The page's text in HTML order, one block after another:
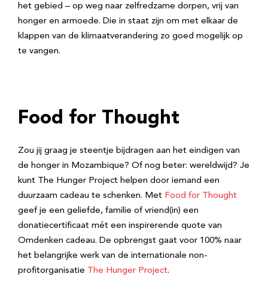
het gebied – op weg naar zelfredzame dorpen, vrij van
honger en armoede. Die in staat zijn om met elkaar de
klappen van de klimaatverandering zo goed mogelijk op
te vangen.
Food for Thought
Zou jij graag je steentje bijdragen aan het eindigen van
de honger in Mozambique? Of nog beter: wereldwijd? Je
kunt The Hunger Project helpen door iemand een
duurzaam cadeau te schenken. Met Food for Thought
geef je een geliefde, familie of vriend(in) een
donatiecertificaat mét een inspirerende quote van
Omdenken cadeau. De opbrengst gaat voor 100% naar
het belangrijke werk van de internationale non-
profitorganisatie The Hunger Project.